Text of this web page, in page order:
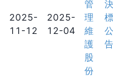
2025-
11-12
2025-
12-04
管
理
維
護
股
份
決
標
公
告